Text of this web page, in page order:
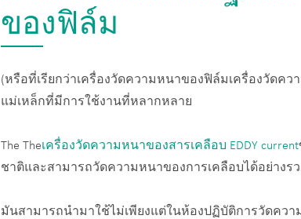
ของฟิล์ม
(หรือที่เรียกว่าเครื่องวัดความหนาของฟิล์มเครื่องวัดค
แม่เหล็กที่มีการใช้งานที่หลากหลาย
The Theเครื่องวัดความหนาของสารเคลือบ EDDY current
ชาติและสามารถวัดความหนาของการเคลือบได้อย่างร
มันสามารถนำมาใช้ไม่เพียงแต่ในห้องปฏิบัติการวัดคว